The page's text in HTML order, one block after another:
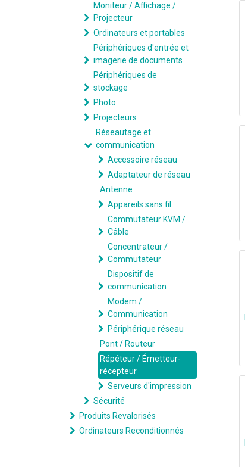
Moniteur / Affichage /
Projecteur
Ordinateurs et portables
Périphériques d'entrée et
imagerie de documents
Périphériques de
stockage
Photo
Projecteurs
Réseautage et
communication
Accessoire réseau
Adaptateur de réseau
Antenne
Appareils sans fil
Commutateur KVM /
Câble
Concentrateur /
Commutateur
Dispositif de
communication
Modem /
Communication
Périphérique réseau
Pont / Routeur
Répéteur / Émetteur-
récepteur
Serveurs d'impression
Sécurité
Produits Revalorisés
Ordinateurs Reconditionnés